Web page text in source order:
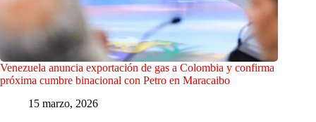
Venezuela anuncia exportación de gas a Colombia y confirma
próxima cumbre binacional con Petro en Maracaibo
15 marzo, 2026